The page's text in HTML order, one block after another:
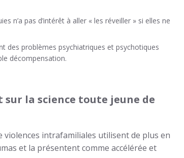
n’a pas d’intérêt à aller « les réveiller » si elles ne
des problèmes psychiatriques et psychotiques
décompensation.
la science toute jeune de
violences intrafamiliales utilisent de plus en
et la présentent comme accélérée et